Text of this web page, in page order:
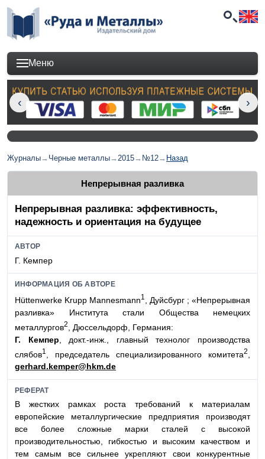
Меню
Журналы→ Черные металлы→2015→ №12→ Назад
Непрерывная разливка
Непрерывная разливка: эффективность,
надежность и ориентация на будущее
АВТОР
Г. Кемпер
ИНФОРМАЦИЯ ОБ АВТОРЕ
Hüttenwerke Krupp Mannesmann1
, Дуйсбург ; «Непрерывная
разливка» Института стали Общества немецких
металлургов2
, Дюссельдорф, Германия:
Г. Кемпер , докт.-инж., главный технолог производства
слябов1 , председатель специализированного комитета2
gerhard.kemper@hkm.de
РЕФЕРАТ
В жестких рамках роста требований к материалам
европейские металлургические предприятия производят
все более сложные марки сталей с высокой
производительностью, гибкостью и высоким качеством и
тем самым все сильнее укрепляют свои конкурентные